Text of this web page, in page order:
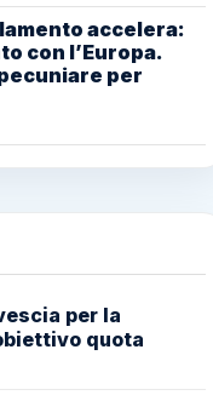
accelera:
con l’Europa.
per
per la
quota